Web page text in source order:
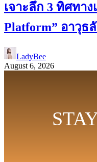
เจาะลึก 3 ทิศทา
Platform” อาวุธ
LadyBee
August 6, 2026